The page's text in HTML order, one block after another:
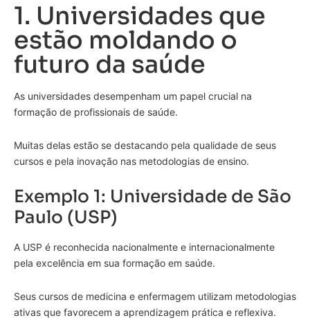
1. Universidades que
estão moldando o
futuro da saúde
As universidades desempenham um papel crucial na
formação de profissionais de saúde.
Muitas delas estão se destacando pela qualidade de seus
cursos e pela inovação nas metodologias de ensino.
Exemplo 1: Universidade de São
Paulo (USP)
A USP é reconhecida nacionalmente e internacionalmente
pela excelência em sua formação em saúde.
Seus cursos de medicina e enfermagem utilizam metodologias
ativas que favorecem a aprendizagem prática e reflexiva.